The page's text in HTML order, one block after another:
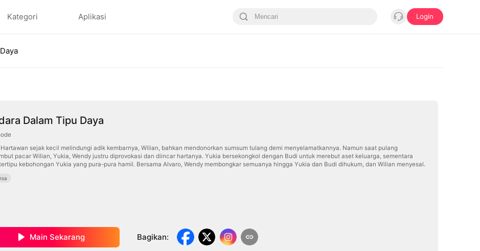
Kategori Aplikasi Login
Dalam Tipu Daya
Hartawan sejak kecil melindungi adik kembarnya, Wilian, bahkan mendonorkan sumsum tulang demi menyelamatkannya. Namun saat pulang
pacar Wilian, Yukia, Wendy justru diprovokasi dan diincar hartanya. Yukia bersekongkol dengan Budi untuk merebut aset keluarga, sementara
kebohongan Yukia yang pura-pura hamil. Bersama Alvaro, Wendy membongkar semuanya hingga Yukia dan Budi dihukum, dan Wilian menyesal.
Main Sekarang Bagikan: